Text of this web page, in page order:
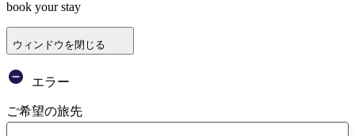
book your stay
ウィンドウを閉じる
エラー
ご希望の旅先